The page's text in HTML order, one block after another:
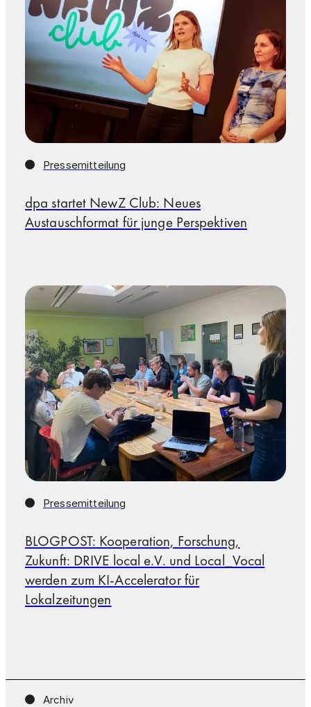
Pressemitteilung
dpa startet NewZ Club: Neues
Austauschformat für junge Perspektiven
Pressemitteilung
BLOGPOST: Kooperation, Forschung,
Zukunft: DRIVE local e.V. und Local_Vocal
werden zum KI-Accelerator für
Lokalzeitungen
Archiv